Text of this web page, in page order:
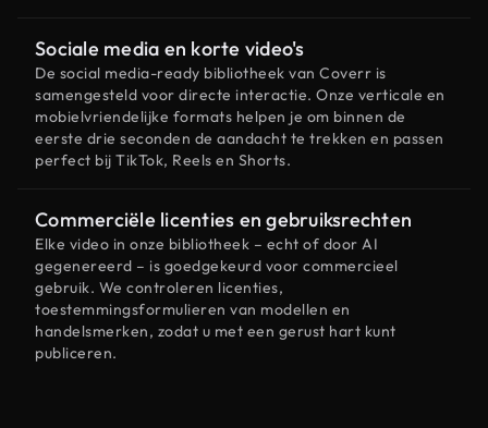
Sociale media en korte video's
De social media-ready bibliotheek van Coverr is
samengesteld voor directe interactie. Onze verticale en
mobielvriendelijke formats helpen je om binnen de
eerste drie seconden de aandacht te trekken en passen
perfect bij TikTok, Reels en Shorts.
Commerciële licenties en gebruiksrechten
Elke video in onze bibliotheek – echt of door AI
gegenereerd – is goedgekeurd voor commercieel
gebruik. We controleren licenties,
toestemmingsformulieren van modellen en
handelsmerken, zodat u met een gerust hart kunt
publiceren.